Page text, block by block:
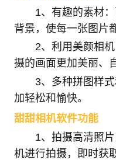
1、有趣的素材
背景，使每一张图片
2、利用美颜相
摄的画面更加美丽、
3、多种拼图样
加轻松和愉快。
甜甜相机软件功能
1、拍摄高清照
机进行拍摄，即时获